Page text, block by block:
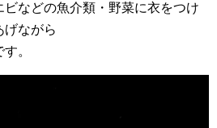
などの魚介類・野菜に衣をつけ
げながら
。